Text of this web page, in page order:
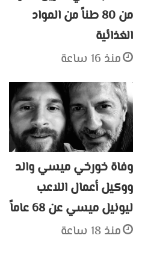
من 80 طناً من المواد
الغذائية
منذ 16 ساعة
وفاة خورخي ميسي والد
ووكيل أعمال اللاعب
ليونيل ميسي عن 68 عاماً
منذ 18 ساعة